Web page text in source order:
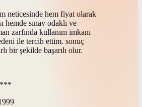
neticesinde hem fiyat olarak
hemde sınav odaklı ve
zarfında kullanım imkanı
ile tercih ettim. sonuç
bir şekilde başarılı olur.